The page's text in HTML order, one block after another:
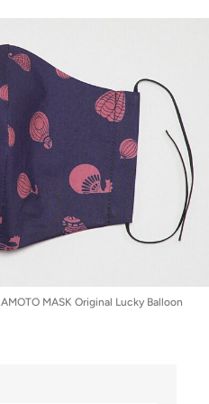
MASK Original Lucky Balloon